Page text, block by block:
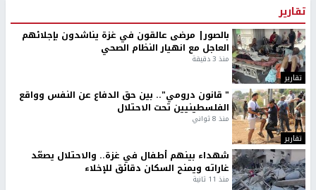
تقارير
تقارير
بالصور| مرضى عالقون في غزة يناشدون بإجلائهم
العاجل مع انهيار النظام الصحي
منذ 3 دقيقة
تقارير
" قانون درومي".. بين حق الدفاع عن النفس وواقع
الفلسطينيين تحت الاحتلال
منذ 8 ثواني
شهداء بينهم أطفال في غزة.. والاحتلال يصعّد
غاراته ويمنح السكان دقائق للإخلاء
منذ 11 ثانية